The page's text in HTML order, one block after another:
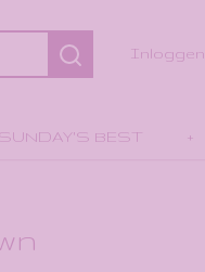
Inloggen
SUNDAY'S BEST +